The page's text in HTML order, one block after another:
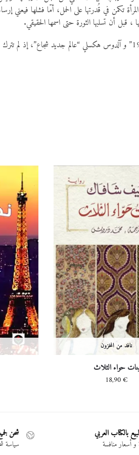
تكمن في قُدرتها على الحمل، أمّا فشلها فيعني
، قبل أن تسلبها الثورة حتى اسمها الحقيقي.
رواية تُعتبر في مصافّ رواية جورج أورويل “1984” و آلدوس هكسلي
نافد من المخزون
بنات حواء الثلاث
18,90€
بالكتاب العربي
منافسة
شحن
سياسة